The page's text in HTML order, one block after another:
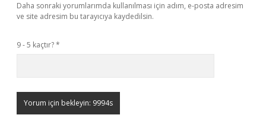
Daha sonraki yorumlarımda kullanılması için adım, e-posta adresim
ve site adresim bu tarayıcıya kaydedilsin.
9 - 5 kaçtır?*